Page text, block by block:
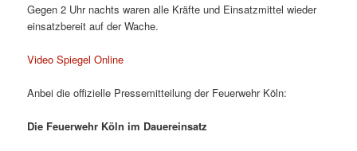
Gegen 2 Uhr nachts waren alle Kräfte und Einsatzmittel wieder
einsatzbereit auf der Wache.
Video Spiegel Online
Anbei die offizielle Pressemitteilung der Feuerwehr Köln:
Die Feuerwehr Köln im Dauereinsatz